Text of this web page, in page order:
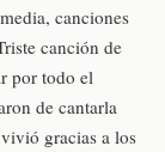
canciones
canción de
por todo el
de cantarla
gracias a los